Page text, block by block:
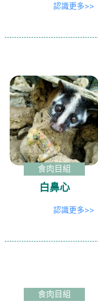
認識更多>>
食肉目組
白鼻心
認識更多>>
食肉目組